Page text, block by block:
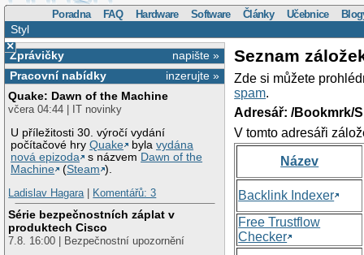
Poradna FAQ Hardware Software Články Učebnice
Styl
×
napište »
Zprávičky
inzerujte »
Pracovní nabídky
Quake: Dawn of the Machine
včera 04:44 | IT novinky
U příležitosti 30. výročí vydání
počítačové hryQuake bylavydána
nová epizoda
s názvem Dawn of the
Machine
(Steam ).
Ladislav Hagara| Komentářů: 3
Série bezpečnostních záplat v
produktech Cisco
7.8. 16:00 | Bezpečnostní upozornění
Seznam
Zde si můžete
spam.
Adresář: /Bookmrk/
V tomto adresáři
Název
Backlink Indexer
Free Trustflow
Checker